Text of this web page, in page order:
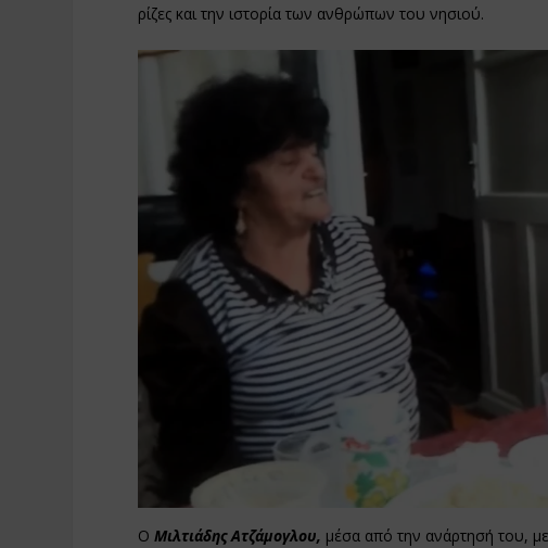
ρίζες και την ιστορία των ανθρώπων του νησιού.
Ο Μιλτιάδης Ατζάμογλου, μέσα από την ανάρτησή του,